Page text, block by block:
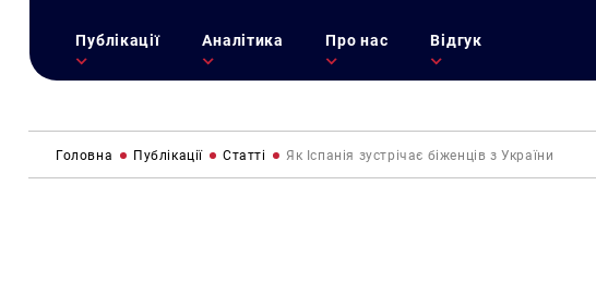
Публікації Аналітика Про нас Відгук
Головна Публікації Статті Як Іспанія зустрічає біженців з України